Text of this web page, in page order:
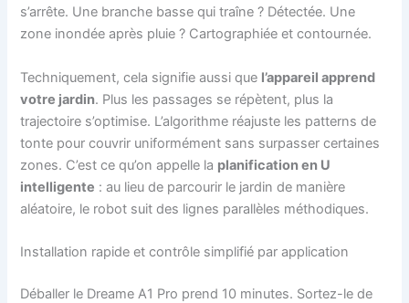
s’arrête. Une branche basse qui traîne ? Détectée. Une
zone inondée après pluie ? Cartographiée et contournée.
Techniquement, cela signifie aussi que l’appareil apprend
votre jardin. Plus les passages se répètent, plus la
trajectoire s’optimise. L’algorithme réajuste les patterns de
tonte pour couvrir uniformément sans surpasser certaines
zones. C’est ce qu’on appelle la planification en U
intelligente : au lieu de parcourir le jardin de manière
aléatoire, le robot suit des lignes parallèles méthodiques.
Installation rapide et contrôle simplifié par application
Déballer le Dreame A1 Pro prend 10 minutes. Sortez-le de